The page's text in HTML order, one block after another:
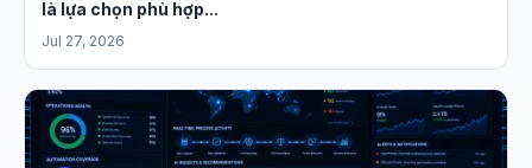
là lựa chọn phù hợp...
Jul 27, 2026